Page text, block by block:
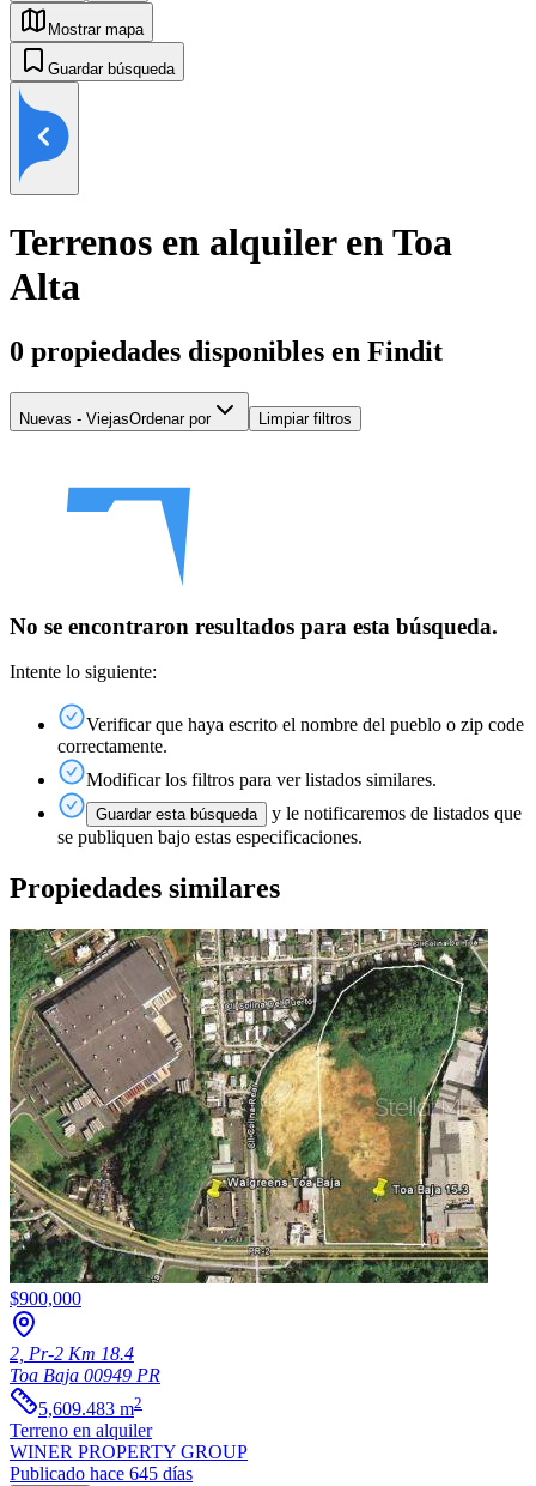
Mostrar mapa
Guardar búsqueda
Terrenos en alquiler en Toa
Alta
0 propiedades disponibles en Findit
Nuevas - ViejasOrdenar por Limpiar filtros
No se encontraron resultados para esta búsqueda.
Intente lo siguiente:
Verificar que haya escrito el nombre del pueblo o zip code
correctamente.
Modificar los filtros para ver listados similares.
Guardar esta búsqueda
y le notificaremos de listados que
se publiquen bajo estas especificaciones.
Propiedades similares
$900,000
2, Pr-2 Km 18.4
Toa Baja 00949 PR
5,609.483 m2
Terreno en alquiler
WINER PROPERTY GROUP
Publicado hace 645 días